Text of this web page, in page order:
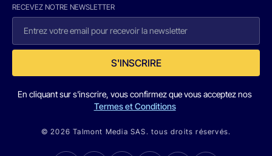
RECEVEZ NOTRE NEWSLETTER
S'INSCRIRE
En cliquant sur s'inscrire, vous confirmez que vous acceptez nos
Termes et Conditions
© 2026 Talmont Media SAS. tous droits réservés.